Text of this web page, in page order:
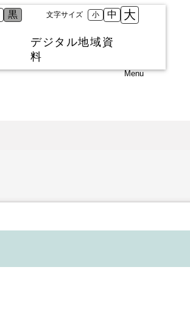
黒 文字サイズ 小 中 大
デジタル地域資
料
Menu